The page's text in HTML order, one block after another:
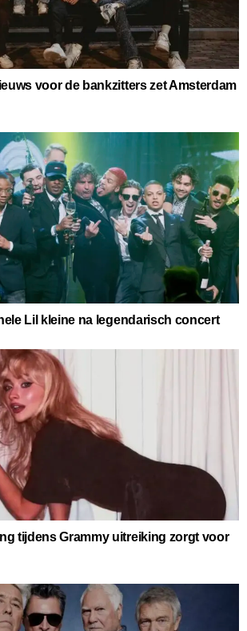
voor de bankzitters zet Amsterdam
Lil kleine na legendarisch concert
tijdens Grammy uitreiking zorgt voor